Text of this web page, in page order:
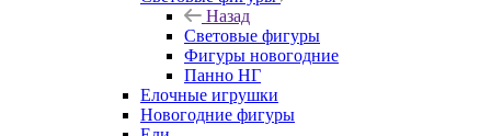
Назад
Световые фигуры
Фигуры новогодние
Панно НГ
Елочные игрушки
Новогодние фигуры